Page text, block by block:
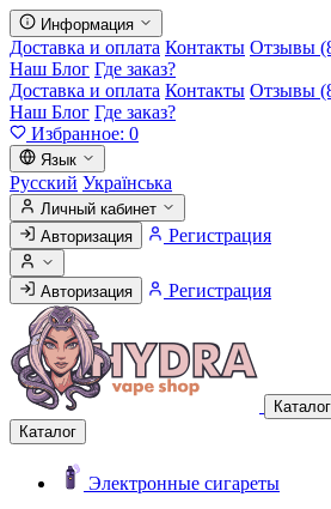
Информация
Доставка и оплата Контакты Отзывы
Наш Блог Где заказ?
Доставка и оплата Контакты Отзывы
Наш Блог Где заказ?
Избранное: 0
Язык
Русский Українська
Личный кабинет
Авторизация
Регистрация
Авторизация Регистрация
Каталог
Каталог
Электронные сигареты